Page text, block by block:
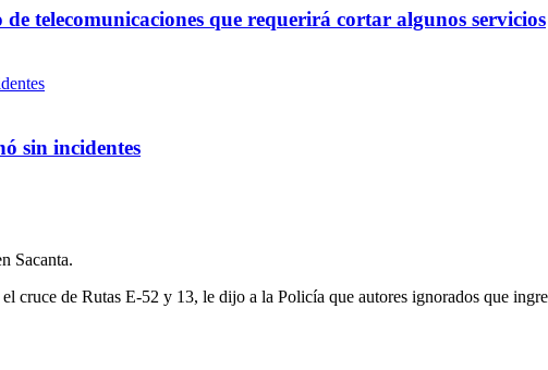
telecomunicaciones que requerirá cortar algunos servicios
sin incidentes
Sacanta.
cruce de Rutas E-52 y 13, le dijo a la Policía que autores ignorados que